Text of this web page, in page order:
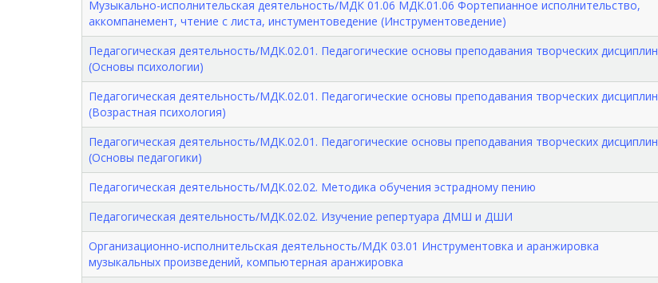
Музыкально-исполнительская деятельность/МДК 01.06 МДК.01.06 Фортепианное исполнительство,
аккомпанемент, чтение с листа, инстументоведение (Инструментоведение)
Педагогическая деятельность/МДК.02.01. Педагогические основы преподавания творческих дисциплин
(Основы психологии)
Педагогическая деятельность/МДК.02.01. Педагогические основы преподавания творческих дисциплин
(Возрастная психология)
Педагогическая деятельность/МДК.02.01. Педагогические основы преподавания творческих дисциплин
(Основы педагогики)
Педагогическая деятельность/МДК.02.02. Методика обучения эстрадному пению
Педагогическая деятельность/МДК.02.02. Изучение репертуара ДМШ и ДШИ
Организационно-исполнительская деятельность/МДК 03.01 Инструментовка и аранжировка
музыкальных произведений, компьютерная аранжировка